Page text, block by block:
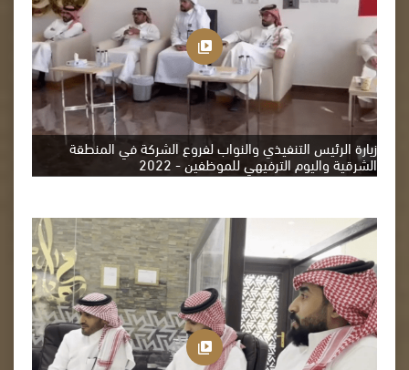
زيارة الرئيس التنفيذي والنواب لفروع الشركة في المنطقة
الشرقية واليوم الترفيهي للموظفين - 2022